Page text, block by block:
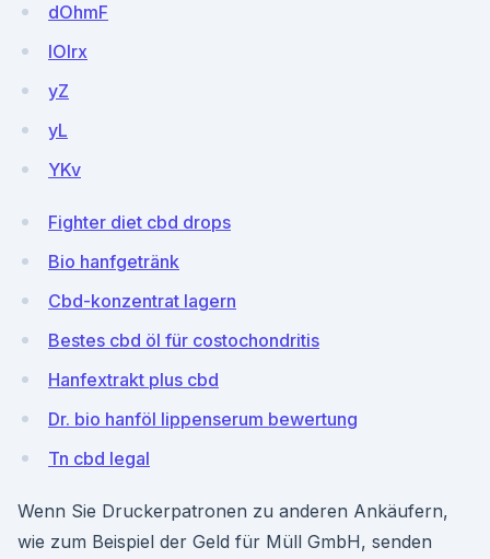
dOhmF
lOlrx
yZ
yL
YKv
Fighter diet cbd drops
Bio hanfgetränk
Cbd-konzentrat lagern
Bestes cbd öl für costochondritis
Hanfextrakt plus cbd
Dr. bio hanföl lippenserum bewertung
Tn cbd legal
Wenn Sie Druckerpatronen zu anderen Ankäufern,
wie zum Beispiel der Geld für Müll GmbH, senden